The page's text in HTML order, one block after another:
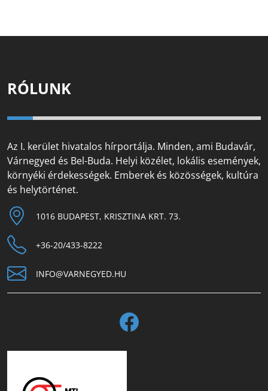
RÓLUNK
Az I. kerület hivatalos hírportálja. Minden, ami Budavár,
Várnegyed és Bel-Buda. Helyi közélet, lokális események,
környéki érdekességek. Emberek és közösségek, kultúra
és helytörténet.
1016 BUDAPEST, KRISZTINA KRT. 73.
+36-20/433-8222
INFO@VARNEGYED.HU